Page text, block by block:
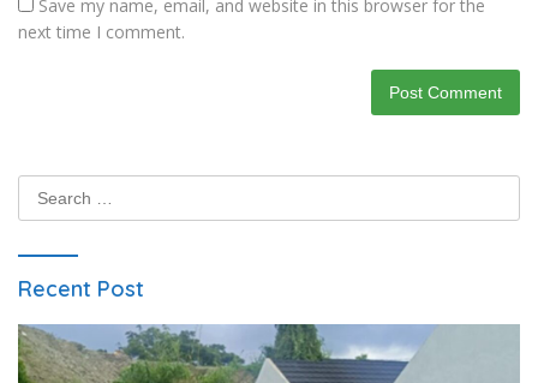
Save my name, email, and website in this browser for the
next time I comment.
Recent Post